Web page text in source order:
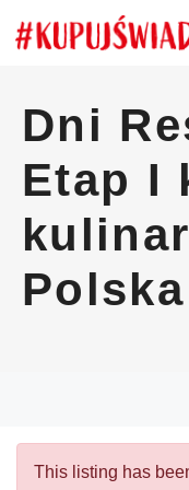
do
Dni
Etap I
This listing has